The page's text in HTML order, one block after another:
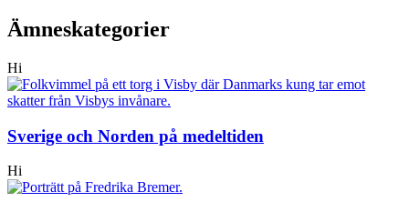
Ämneskategorier
Hi
Sverige och Norden på medeltiden
Hi